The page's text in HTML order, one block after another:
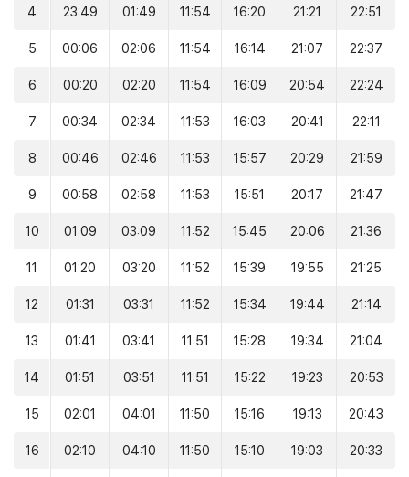
4 23:49 01:49 11:54 16:20 21:21 22:51
5 00:06 02:06 11:54 16:14 21:07 22:37
6 00:20 02:20 11:54 16:09 20:54 22:24
7 00:34 02:34 11:53 16:03 20:41 22:11
8 00:46 02:46 11:53 15:57 20:29 21:59
9 00:58 02:58 11:53 15:51 20:17 21:47
10 01:09 03:09 11:52 15:45 20:06 21:36
11 01:20 03:20 11:52 15:39 19:55 21:25
12 01:31 03:31 11:52 15:34 19:44 21:14
13 01:41 03:41 11:51 15:28 19:34 21:04
14 01:51 03:51 11:51 15:22 19:23 20:53
15 02:01 04:01 11:50 15:16 19:13 20:43
16 02:10 04:10 11:50 15:10 19:03 20:33